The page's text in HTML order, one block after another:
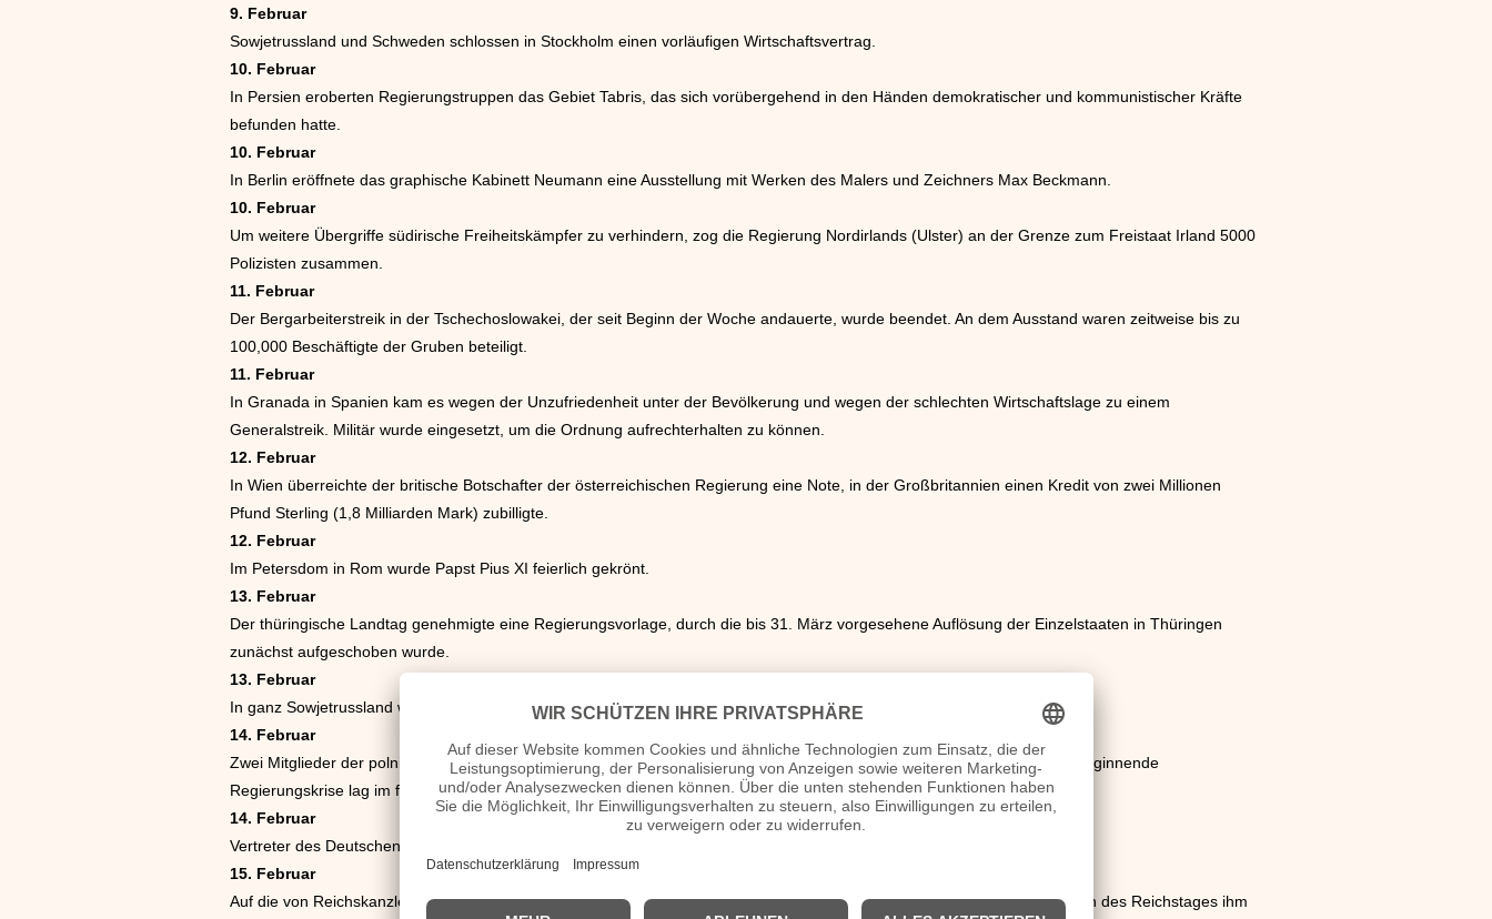
9. Februar
Sowjetrussland und Schweden schlossen in Stockholm einen vorläufigen Wirtschaftsvertrag.
10. Februar
In Persien eroberten Regierungstruppen das Gebiet Tabris, das sich vorübergehend in den Händen demokratischer und kommunistischer Kräfte
befunden hatte.
10. Februar
In Berlin eröffnete das graphische Kabinett Neumann eine Ausstellung mit Werken des Malers und Zeichners Max Beckmann.
10. Februar
Um weitere Übergriffe südirische Freiheitskämpfer zu verhindern, zog die Regierung Nordirlands (Ulster) an der Grenze zum Freistaat Irland 5000
Polizisten zusammen.
11. Februar
Der Bergarbeiterstreik in der Tschechoslowakei, der seit Beginn der Woche andauerte, wurde beendet. An dem Ausstand waren zeitweise bis zu
100,000 Beschäftigte der Gruben beteiligt.
11. Februar
In Granada in Spanien kam es wegen der Unzufriedenheit unter der Bevölkerung und wegen der schlechten Wirtschaftslage zu einem
Generalstreik. Militär wurde eingesetzt, um die Ordnung aufrechterhalten zu können.
12. Februar
In Wien überreichte der britische Botschafter der österreichischen Regierung eine Note, in der Großbritannien einen Kredit von zwei Millionen
Pfund Sterling (1,8 Milliarden Mark) zubilligte.
12. Februar
Im Petersdom in Rom wurde Papst Pius XI feierlich gekrönt.
13. Februar
Der thüringische Landtag genehmigte eine Regierungsvorlage, durch die bis 31. März vorgesehene Auflösung der Einzelstaaten in Thüringen
zunächst aufgeschoben wurde.
13. Februar
In ganz Sowjetrussland wurde in der Nacht zum Montag aus wirtschaftlichen Gründen die Sommerzeit eingeführt.
14. Februar
Zwei Mitglieder der polnischen Regierung traten in Warschau von ihren Ministerämtern zurück. Die Gründe für die damit beginnende
Regierungskrise lag im finanzpolitischen Bereich.
14. Februar
Vertreter des Deutschen Reichs und Polens besprachen strittige Fragen zum oberschlesischen Gebiet.
15. Februar
Auf die von Reichskanzler Joseph Wirth (Zentrum) an das Parlament gestellte Vertrauensfrage, sprachen die Abgeordneten des Reichstages ihm